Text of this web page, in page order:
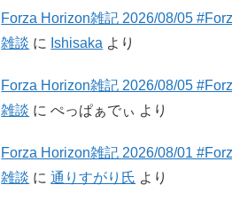
Forza Horizon雑記 2026/08/05
雑談 に Ishisaka より
Forza Horizon雑記 2026/08/05
雑談 にぺっぱぁでぃ より
Forza Horizon雑記 2026/08/01
雑談 に通りすがり氏 より